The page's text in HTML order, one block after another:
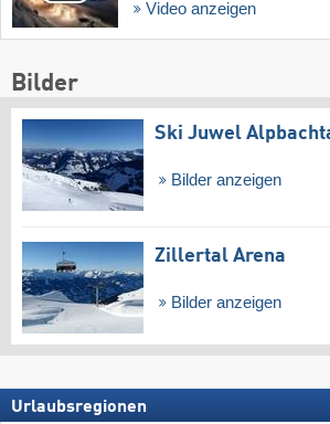
Video anzeigen
Bilder
Ski Juwel
Bilder anzeigen
Zillertal Arena
Bilder anzeigen
Urlaubsregionen